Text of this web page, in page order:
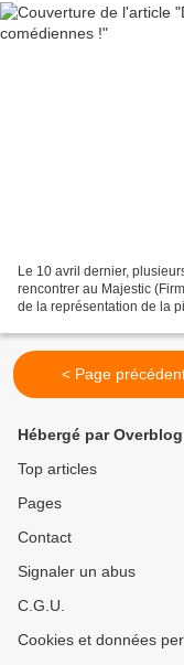
Le 10 avril dernier,
rencontrer au Majestic
de la représentation de la
< Page
Hébergé par Overblog
Top articles
Pages
Contact
Signaler un abus
C.G.U.
Cookies et données